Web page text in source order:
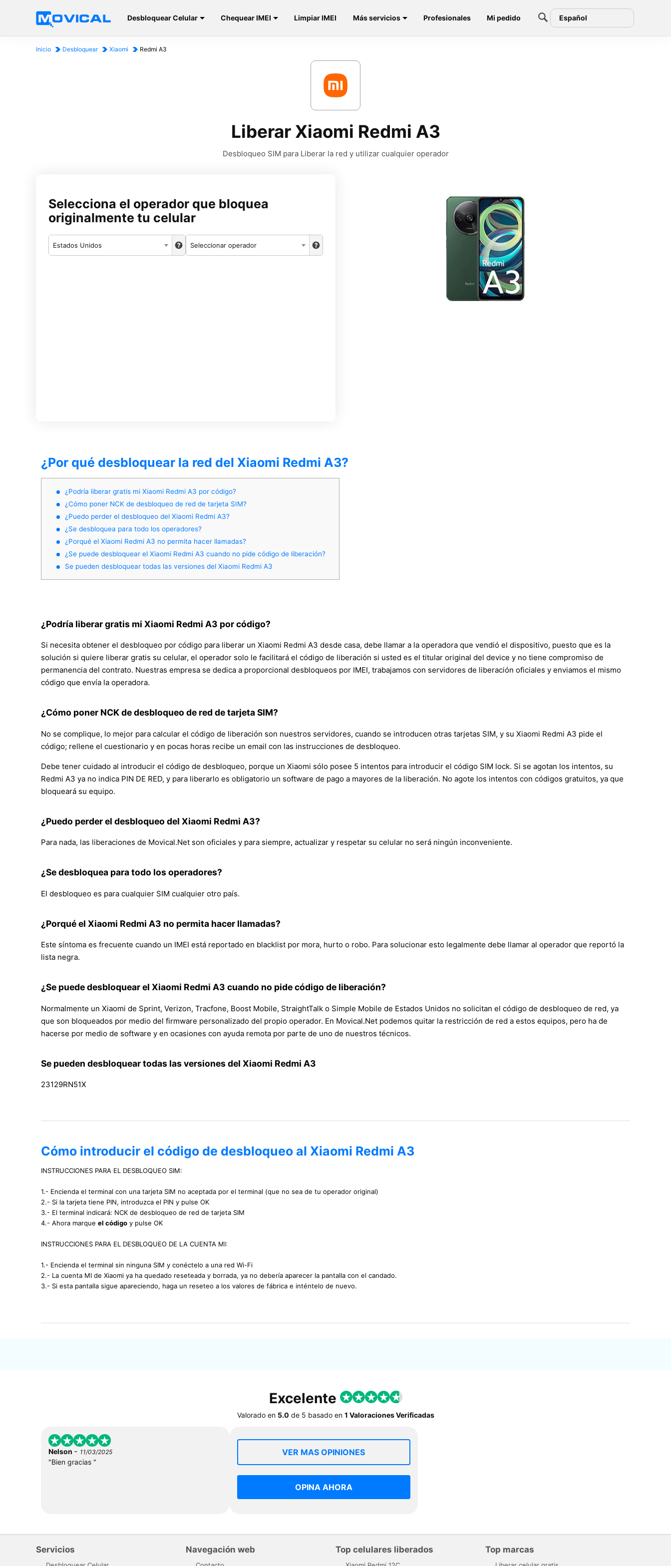
Desbloquear Celular Chequear IMEI Limpiar IMEI Más servicios Profesionales Mi pedido Español
Inicio Desbloquear Xiaomi Redmi A3
Liberar Xiaomi Redmi A3
Desbloqueo SIM para Liberar la red y utilizar cualquier operador
Selecciona el operador que bloquea
originalmente tu celular
Estados Unidos Seleccionar operador
¿Por qué desbloquear la red del Xiaomi Redmi A3?
¿Podría liberar gratis mi Xiaomi Redmi A3 por código?
¿Cómo poner NCK de desbloqueo de red de tarjeta SIM?
¿Puedo perder el desbloqueo del Xiaomi Redmi A3?
¿Se desbloquea para todo los operadores?
¿Porqué el Xiaomi Redmi A3 no permita hacer llamadas?
¿Se puede desbloquear el Xiaomi Redmi A3 cuando no pide código de liberación?
Se pueden desbloquear todas las versiones del Xiaomi Redmi A3
¿Podría liberar gratis mi Xiaomi Redmi A3 por código?
Si necesita obtener el desbloqueo por código para liberar un Xiaomi Redmi A3 desde casa, debe llamar a la operadora que vendió el dispositivo, puesto que es la
solución si quiere liberar gratis su celular, el operador solo le facilitará el código de liberación si usted es el titular original del device y no tiene compromiso de
permanencia del contrato. Nuestras empresa se dedica a proporcional desbloqueos por IMEI, trabajamos con servidores de liberación oficiales y enviamos el mismo
código que envía la operadora.
¿Cómo poner NCK de desbloqueo de red de tarjeta SIM?
No se complique, lo mejor para calcular el código de liberación son nuestros servidores, cuando se introducen otras tarjetas SIM, y su Xiaomi Redmi A3 pide el
código; rellene el cuestionario y en pocas horas recibe un email con las instrucciones de desbloqueo.
Debe tener cuidado al introducir el código de desbloqueo, porque un Xiaomi sólo posee 5 intentos para introducir el código SIM lock. Si se agotan los intentos, su
Redmi A3 ya no indica PIN DE RED, y para liberarlo es obligatorio un software de pago a mayores de la liberación. No agote los intentos con códigos gratuitos, ya que
bloqueará su equipo.
¿Puedo perder el desbloqueo del Xiaomi Redmi A3?
Para nada, las liberaciones de Movical.Net son oficiales y para siempre, actualizar y respetar su celular no será ningún inconveniente.
¿Se desbloquea para todo los operadores?
El desbloqueo es para cualquier SIM cualquier otro país.
¿Porqué el Xiaomi Redmi A3 no permita hacer llamadas?
Este síntoma es frecuente cuando un IMEI está reportado en blacklist por mora, hurto o robo. Para solucionar esto legalmente debe llamar al operador que reportó la
lista negra.
¿Se puede desbloquear el Xiaomi Redmi A3 cuando no pide código de liberación?
Normalmente un Xiaomi de Sprint, Verizon, Tracfone, Boost Mobile, StraightTalk o Simple Mobile de Estados Unidos no solicitan el código de desbloqueo de red, ya
que son bloqueados por medio del firmware personalizado del propio operador. En Movical.Net podemos quitar la restricción de red a estos equipos, pero ha de
hacerse por medio de software y en ocasiones con ayuda remota por parte de uno de nuestros técnicos.
Se pueden desbloquear todas las versiones del Xiaomi Redmi A3
23129RN51X
Cómo introducir el código de desbloqueo al Xiaomi Redmi A3
INSTRUCCIONES PARA EL DESBLOQUEO SIM:
1.- Encienda el terminal con una tarjeta SIM no aceptada por el terminal (que no sea de tu operador original)
2.- Si la tarjeta tiene PIN, introduzca el PIN y pulse OK
3.- El terminal indicará: NCK de desbloqueo de red de tarjeta SIM
4.- Ahora marque el código y pulse OK
INSTRUCCIONES PARA EL DESBLOQUEO DE LA CUENTA MI:
1.- Encienda el terminal sin ninguna SIM y conéctelo a una red Wi-Fi
2.- La cuenta MI de Xiaomi ya ha quedado reseteada y borrada, ya no debería aparecer la pantalla con el candado.
3.- Si esta pantalla sigue apareciendo, haga un reseteo a los valores de fábrica e inténtelo de nuevo.
Excelente
Valorado en 5.0 de 5 basado en 1 Valoraciones Verificadas
Nelson - 11/03/2025
"Bien gracias "
VER MAS OPINIONES
OPINA AHORA
Servicios Navegación web Top celulares liberados Top marcas